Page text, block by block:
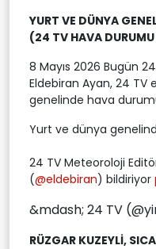
YURT VE DÜNYA
(24 TV HAVA
8 Mayıs 2026 Bugün
Eldebiran Ayan, 24 TV
genelinde hava
Yurt ve dünya
24 TV Meteoroloji
(@eldebiran) bildiriyor
&mdash; 24 TV
RÜZGAR KUZEYLİ,